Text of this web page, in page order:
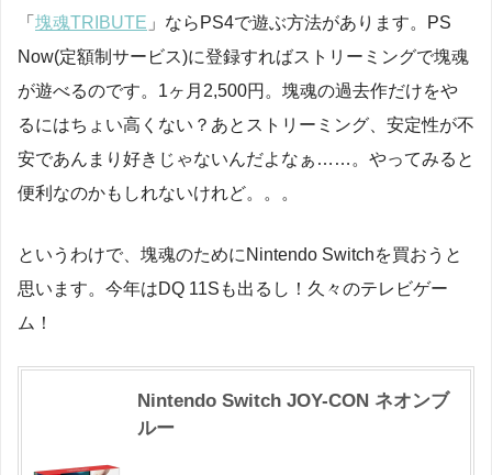
「 塊魂TRIBUTE 」ならPS4で遊ぶ方法があります。PS
Now(定額制サービス)に登録すればストリーミングで塊魂
が遊べるのです。1ヶ月2,500円。塊魂の過去作だけをや
るにはちょい高くない？あとストリーミング、安定性が不
安であんまり好きじゃないんだよなぁ……。やってみると
便利なのかもしれないけれど。。。
というわけで、塊魂のためにNintendo Switchを買おうと
思います。今年はDQ 11Sも出るし！久々のテレビゲー
ム！
Nintendo Switch JOY-CON ネオンブ
ルー